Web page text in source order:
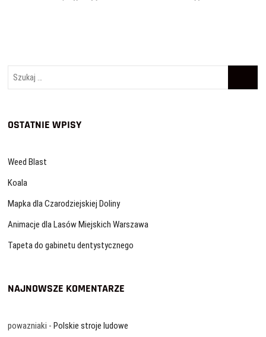
OSTATNIE WPISY
Weed Blast
Koala
Mapka dla Czarodziejskiej Doliny
Animacje dla Lasów Miejskich Warszawa
Tapeta do gabinetu dentystycznego
NAJNOWSZE KOMENTARZE
powazniaki -Polskie stroje ludowe